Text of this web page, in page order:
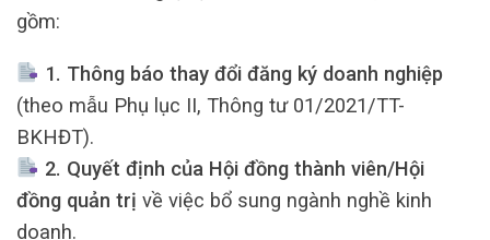
gồm:
1. Thông báo thay đổi đăng ký doanh nghiệp
(theo mẫu Phụ lục II, Thông tư 01/2021/TT-
BKHĐT).
2. Quyết định của Hội đồng thành viên/Hội
đồng quản trị về việc bổ sung ngành nghề kinh
doanh.